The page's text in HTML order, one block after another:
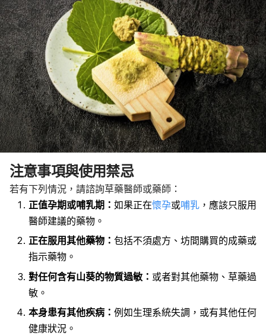
注意事項與使用禁忌
若有下列情況，請諮詢草藥醫師或藥師：
正值孕期或哺乳期： 如果正在懷孕或哺乳 ，應該只服用
醫師建議的藥物。
正在服用其他藥物： 包括不須處方、坊間購買的成藥或
指示藥物。
對任何含有山葵的物質過敏： 或者對其他藥物、草藥過
敏。
本身患有其他疾病： 例如生理系統失調，或有其他任何
健康狀況。